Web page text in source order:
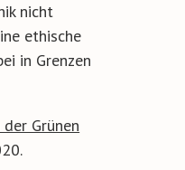
nicht
ethische
in Grenzen
Grünen